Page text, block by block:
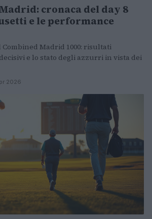
cronaca del day 8
e le performance
Combined Madrid 1000: risultati
e lo stato degli azzurri in vista dei
2026